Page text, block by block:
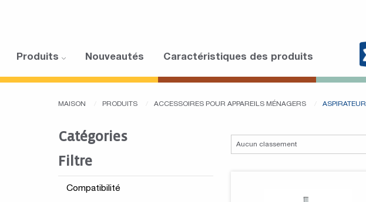
Produits Nouveautés Caractéristiques des produits
MAISON PRODUITS ACCESSOIRES POUR APPAREILS MÉNAGERS ASPIRATEUR
Catégories
Filtre
Compatibilité